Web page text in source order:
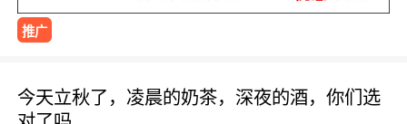
推广
今天立秋了，凌晨的奶茶，深夜的酒，你们选